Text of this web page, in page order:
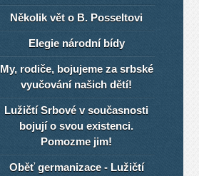
Několik vět o B. Posseltovi
Elegie národní bídy
My, rodiče, bojujeme za srbské
vyučování našich dětí!
Lužičtí Srbové v současnosti
bojují o svou existenci.
Pomozme jim!
Oběť germanizace - Lužičtí